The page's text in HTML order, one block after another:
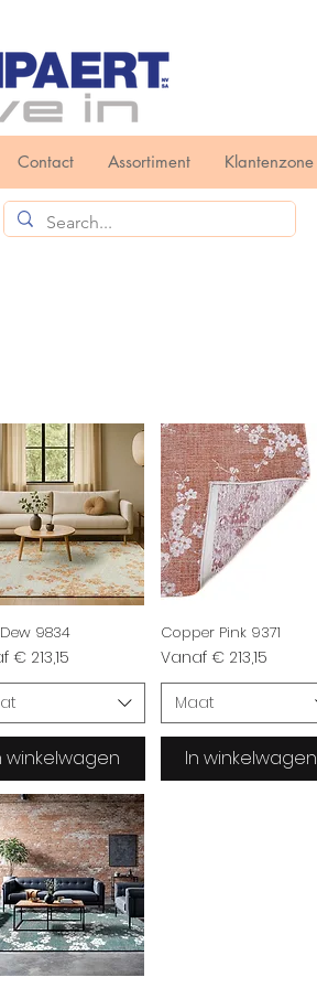
Contact Assortiment Klantenzone
9834
€ 213,15
winkelwagen
Copper Pink 9371
Vanaf € 213,15
Verkoopprijs
Maat
In winkelwagen